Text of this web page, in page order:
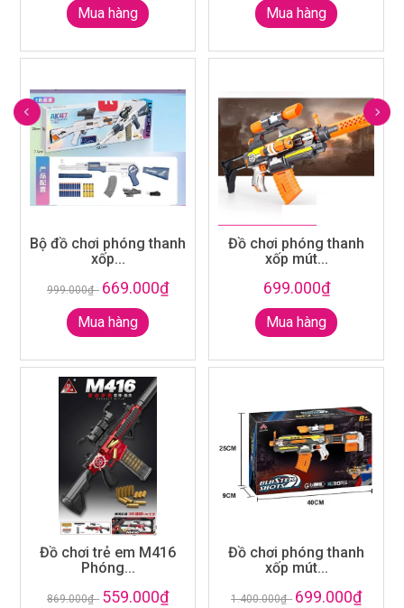
Mua hàng
Bộ đồ chơi phóng thanh
xốp...
999.000₫- 669.000₫
Mua hàng
Đồ chơi trẻ em M416
Phóng...
869.000₫- 559.000₫
Mua hàng
Đồ chơi phóng thanh
xốp mút...
699.000₫
Mua hàng
Đồ chơi phóng thanh
xốp mút...
1.400.000₫- 699.000₫